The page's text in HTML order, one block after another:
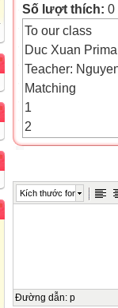
Số lượt thích: 0
To our class
Duc Xuan
Teacher:
Matching
1
2
3
a.play hide-
b.go swimming
Kích thước font
Đường dẫn: p